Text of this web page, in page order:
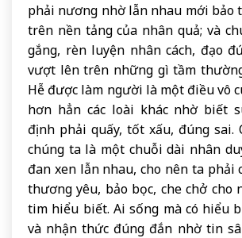
phải nương nhờ lẫn nhau mới bảo
trên nền tảng của nhân quả; và
gắng, rèn luyện nhân cách, đạo
vượt lên trên những gì tầm
Hễ được làm người là một điều vô
hơn hẳn các loài khác nhờ biết
định phải quấy, tốt xấu, đúng sai.
chúng ta là một chuỗi dài nhân
đan xen lẫn nhau, cho nên ta phải
thương yêu, bảo bọc, che chở cho
tim hiểu biết. Ai sống mà có hiểu
và nhận thức đúng đắn nhờ tin